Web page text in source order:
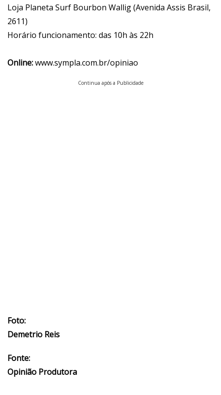
Loja Planeta Surf Bourbon Wallig (Avenida Assis Brasil,
2611)
Horário funcionamento: das 10h às 22h
Online:www.sympla.com.br/opiniao
Continua após a Publicidade
Foto:
Demetrio Reis
Fonte:
Opinião Produtora